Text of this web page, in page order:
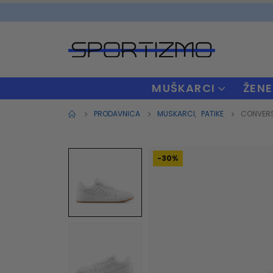
MUŠKARCI ŽENE
PRODAVNICA MUSKARCI, PATIKE
-30%